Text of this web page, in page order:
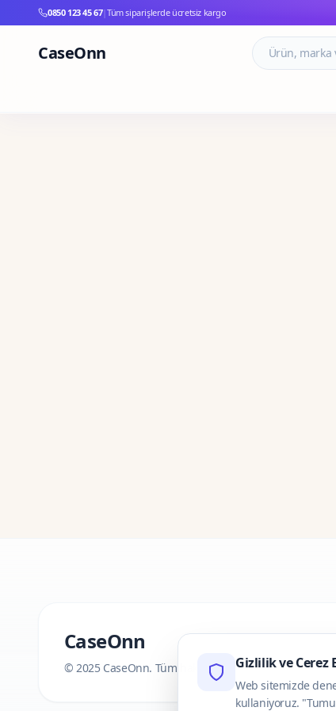
0850 123 45 67|Tüm siparişlerde ücretsiz kargo
CaseOnn
CaseOnn
© 2025 CaseOnn. Tüm hakları saklıdır.Gizlilik ve
Web sitemizde
kullaniyoruz.